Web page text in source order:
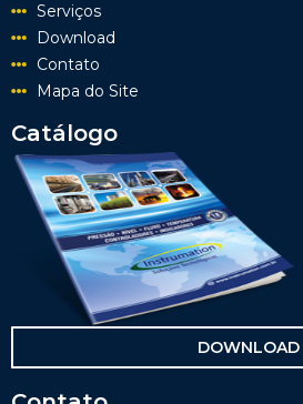
Serviços
Download
Contato
Mapa do Site
Catálogo
DOWNLOAD